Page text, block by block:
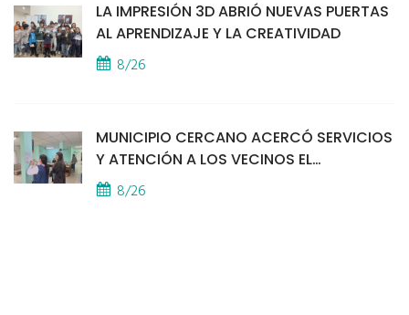
LA IMPRESIÓN 3D ABRIÓ NUEVAS PUERTAS
AL APRENDIZAJE Y LA CREATIVIDAD
8/26
MUNICIPIO CERCANO ACERCÓ SERVICIOS
Y ATENCIÓN A LOS VECINOS EL
PROVINCIAL
8/26